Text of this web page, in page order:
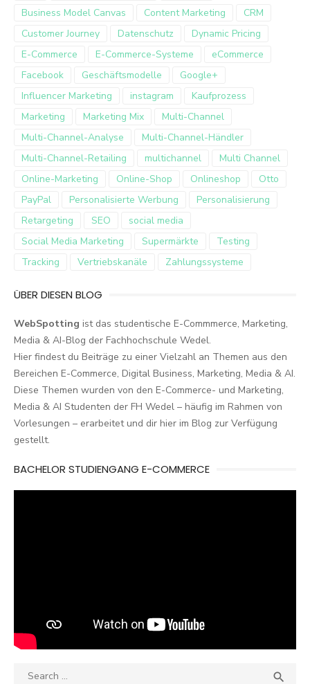
Business Model Canvas Content Marketing
CRM
Customer Journey
Datenschutz
Dynamic Pricing
E-Commerce
E-Commerce-Systeme
eCommerce
Facebook
Geschäftsmodelle
Google+
Influencer Marketing
instagram
Kaufprozess
Marketing
Marketing Mix
Multi-Channel
Multi-Channel-Analyse
Multi-Channel-Händler
Multi-Channel-Retailing
multichannel
Multi Channel
Online-Marketing
Online-Shop Onlineshop
Otto
PayPal
Personalisierte Werbung
Personalisierung
Retargeting
SEO
social media
Social Media Marketing
Supermärkte
Testing
Tracking
Vertriebskanäle Zahlungssysteme
ÜBER DIESEN BLOG
WebSpotting ist das studentische E-Commmerce, Marketing,
Media & AI-Blog der Fachhochschule Wedel.
Hier findest du Beiträge zu einer Vielzahl an Themen aus den
Bereichen E-Commerce, Digital Business, Marketing, Media & AI.
Diese Themen wurden von den E-Commerce- und Marketing,
Media & AI Studenten der FH Wedel – häufig im Rahmen von
Vorlesungen – erarbeitet und dir hier im Blog zur Verfügung
gestellt.
BACHELOR STUDIENGANG E-COMMERCE
Search
